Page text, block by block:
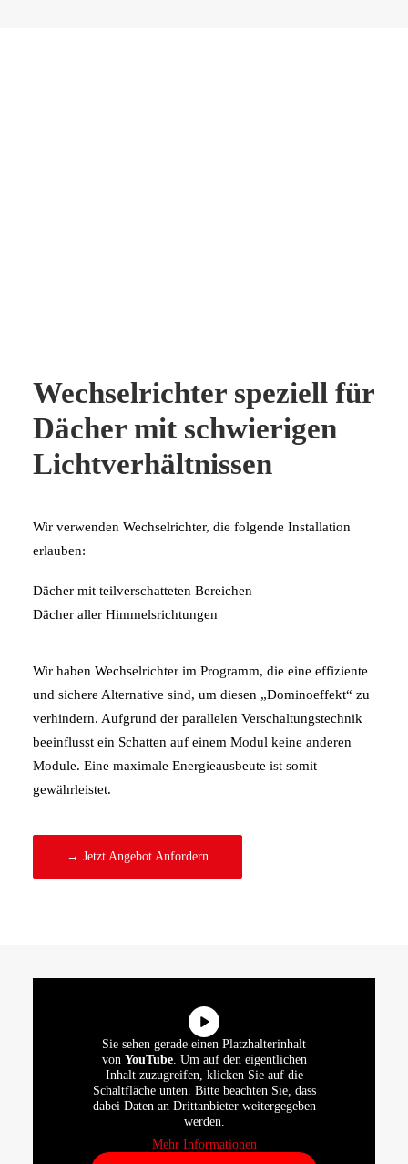
Wechselrichter speziell für
Dächer mit schwierigen
Lichtverhältnissen
Wir verwenden Wechselrichter, die folgende Installation
erlauben:
Dächer mit teilverschatteten Bereichen
Dächer aller Himmelsrichtungen
Wir haben Wechselrichter im Programm, die eine effiziente
und sichere Alternative sind, um diesen „Dominoeffekt“ zu
verhindern. Aufgrund der parallelen Verschaltungstechnik
beeinflusst ein Schatten auf einem Modul keine anderen
Module. Eine maximale Energieausbeute ist somit
gewährleistet.
→ Jetzt Angebot Anfordern
Sie sehen gerade einen Platzhalterinhalt
von YouTube. Um auf den eigentlichen
Inhalt zuzugreifen, klicken Sie auf die
Schaltfläche unten. Bitte beachten Sie, dass
dabei Daten an Drittanbieter weitergegeben
werden.
Mehr Informationen